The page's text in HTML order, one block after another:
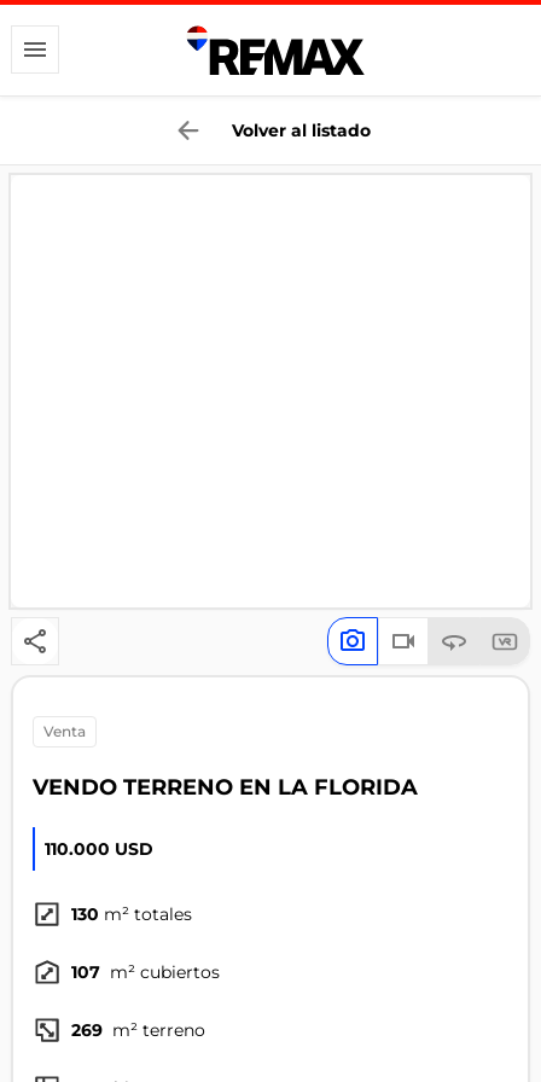
Volver al listado
venta
VENDO TERRENO EN LA FLORIDA
110.000 USD
130 m² totales
107 m² cubiertos
269 m² terreno